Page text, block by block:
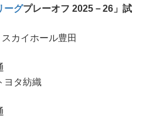
ーグプレーオフ 2025－26」試
カイホール豊田
ヨタ紡織